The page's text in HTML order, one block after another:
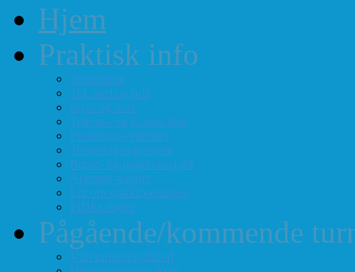
Hjem
Praktisk info
Terminliste
Tid, sted og pris
Styre og verv
Telefon- og E-post-liste
Forenings-vedtekter
Turneringsreglement
Barne- og ungdomssjakk
Årsmøte-papirer
Litt om sjakkforeningen
FIDEs regler
Pågående/kommende
Vårt turneringstilbud